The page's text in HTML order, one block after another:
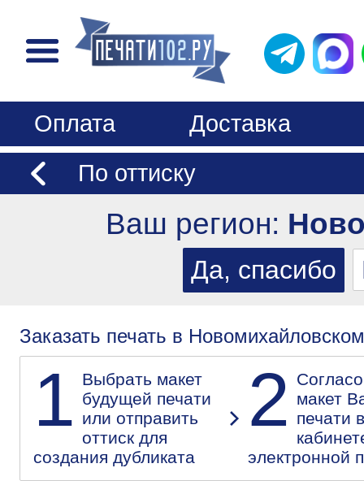
Оплата
Доставка
По оттиску
Ваш регион:
Заказать печать в
1 Выбрать макет
будущей печати
или отправить
оттиск для
создания дубликата
2
макет
печати
электронной